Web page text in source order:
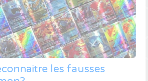
les fausses